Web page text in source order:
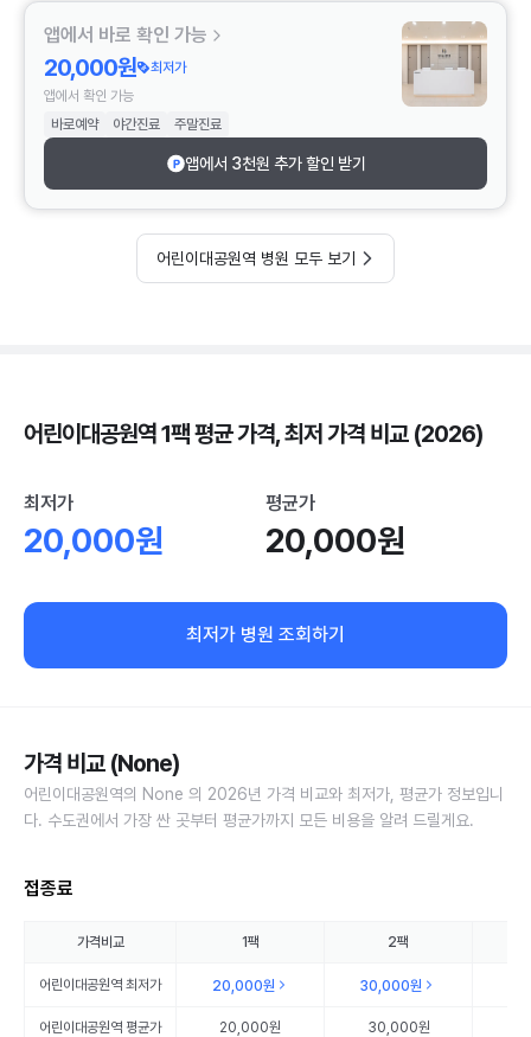
앱에서 바로 확인 가능
20,000원
최저가
앱에서 확인 가능
바로예약
야간진료 주말진료
앱에서 3천원 추가 할인 받기
어린이대공원역 병원 모두 보기
어린이대공원역 1팩 평균 가격, 최저 가격 비교 (2026)
최저가
20,000원
평균가
20,000원
최저가 병원 조회하기
가격 비교 (None)
어린이대공원역의 None 의 2026년 가격 비교와 최저가, 평균가 정보입니
다. 수도권에서 가장 싼 곳부터 평균가까지 모든 비용을 알려 드릴게요.
접종료
가격비교 1팩 2팩
어린이대공원역 최저가 20,000원 30,000원
어린이대공원역 평균가 20,000원 30,000원